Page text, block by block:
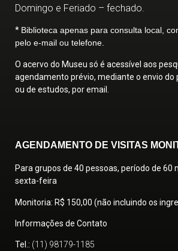
Domingo e Feriado – fechado.
* Biblioteca apenas para consulta local,
pelo e-mail ou telefone.
O acervo do Museu só é acessível aos
agendamento prévio, mediante o envio do
ou de estudos, por email.
AGENDAMENTO DE VISITAS
Para grupos de 40 pessoas, período de 60
sexta-feira
Monitoria: R$ 150,00 (não incluindo os
Informações de Contato
Tel.: (11) 98179-1185